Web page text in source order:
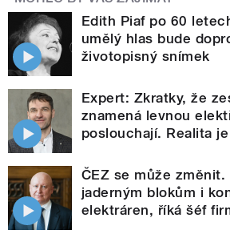
Edith Piaf po 60
umělý hlas bude
životopisný snímek
Expert: Zkratky, že
znamená levnou
poslouchají. Realita
ČEZ se může změnit.
jaderným blokům i
elektráren, říká šéf